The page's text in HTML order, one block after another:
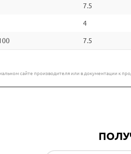
7.5
4
7.5
сайте производителя или в документации к